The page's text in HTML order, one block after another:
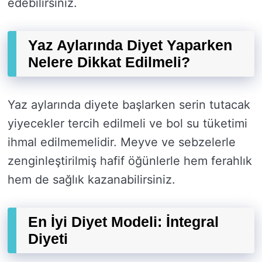
edebilirsiniz.
Yaz Aylarında Diyet Yaparken
Nelere Dikkat Edilmeli?
Yaz aylarında diyete başlarken serin tutacak
yiyecekler tercih edilmeli ve bol su tüketimi
ihmal edilmemelidir. Meyve ve sebzelerle
zenginleştirilmiş hafif öğünlerle hem ferahlık
hem de sağlık kazanabilirsiniz.
En İyi Diyet Modeli: İntegral
Diyeti